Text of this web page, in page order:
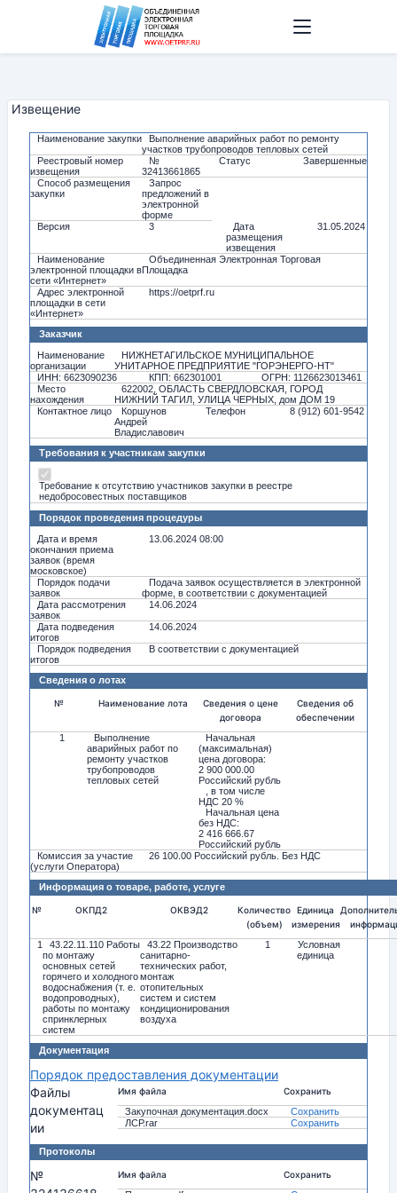
Извещение
Наименование закупки
Выполнение аварийных работ по ремонту
участков трубопроводов тепловых сетей
Реестровый номер
извещения
№
32413661865
Статус Завершенные
Способ размещения
закупки
Запрос
предложений в
электронной
форме
Версия
3
Дата
размещения
извещения
31.05.2024
Наименование
электронной площадки в
сети «Интернет»
Объединенная Электронная Торговая
Площадка
Адрес электронной
площадки в сети
«Интернет»
https://oetprf.ru
Заказчик
Наименование
организации
НИЖНЕТАГИЛЬСКОЕ МУНИЦИПАЛЬНОЕ
УНИТАРНОЕ ПРЕДПРИЯТИЕ "ГОРЭНЕРГО-НТ"
ИНН: 6623090236
КПП: 662301001
ОГРН: 1126623013461
Место
нахождения
622002, ОБЛАСТЬ СВЕРДЛОВСКАЯ, ГОРОД
НИЖНИЙ ТАГИЛ, УЛИЦА ЧЕРНЫХ, дом ДОМ 19
Контактное лицо
Коршунов
Андрей
Владиславович
Телефон 8 (912) 601-9542
Требования к участникам закупки
Требование к отсутствию участников закупки в реестре
недобросовестных поставщиков
Порядок проведения процедуры
Дата и время
окончания приема
заявок (время
московское)
13.06.2024 08:00
Порядок подачи
заявок
Подача заявок осуществляется в электронной
форме, в соответствии с документацией
Дата рассмотрения
заявок
14.06.2024
Дата подведения
итогов
14.06.2024
Порядок подведения
итогов
В соответствии с документацией
Сведения о лотах
№ Наименование лота
Сведения о цене
договора
Сведения об
обеспечении
1
Выполнение
аварийных работ по
ремонту участков
трубопроводов
тепловых сетей
Начальная
(максимальная)
цена договора:
2 900 000.00
Российский рубль
, в том числе
НДС 20 %
Начальная цена
без НДС:
2 416 666.67
Российский рубль
Комиссия за участие
(услуги Оператора)
26 100.00 Российский рубль. Без НДС
Информация о товаре, работе, услуге
№ ОКПД2 ОКВЭД2
Количество
(объем)
Единица
измерения
1
43.22.11.110 Работы
по монтажу
основных сетей
горячего и холодного
водоснабжения (т. е.
водопроводных),
работы по монтажу
спринклерных
систем
43.22 Производство
санитарно-
технических работ,
монтаж
отопительных
систем и систем
кондиционирования
воздуха
1
Условная
единица
Документация
Порядок предоставления документации
Файлы
документац
ии
Имя файла
Сохранить
Закупочная документация.docx
Сохранить
ЛСР.rar
Сохранить
Протоколы
№
Имя файла
Сохранить